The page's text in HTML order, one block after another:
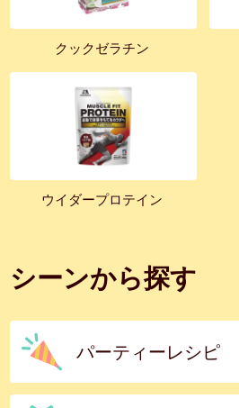
クックゼラチン
ウイダープロテイン
シーンから探す
パーティーレシピ